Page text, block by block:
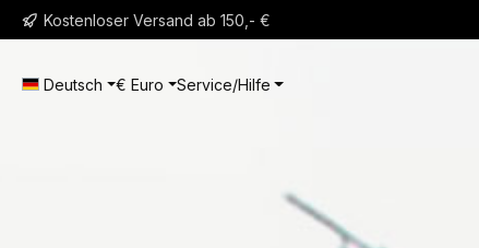
Hauptinhalt springen
Zur Suche springen
Zur Hauptnavigation springen
Kostenloser Versand ab 150,- €
Deutsch € Euro Service/Hilfe